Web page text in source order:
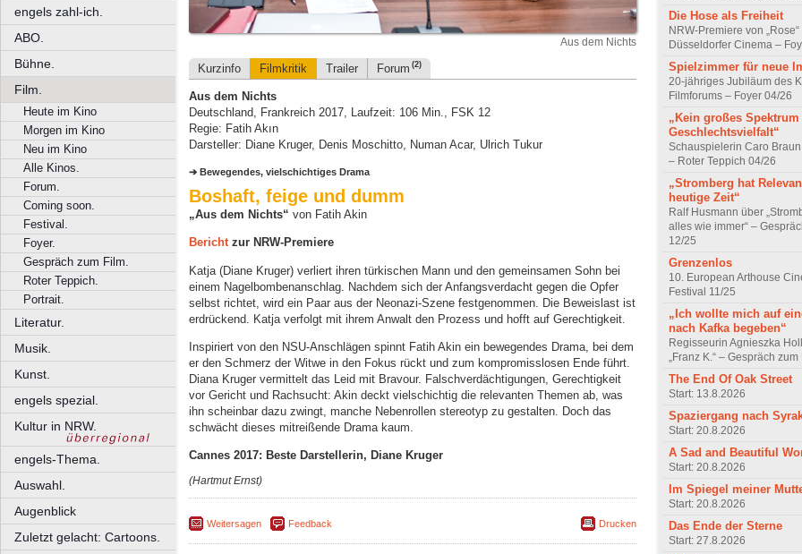
engels zahl-ich.
ABO.
Bühne.
Film.
Heute im Kino
Morgen im Kino
Neu im Kino
Alle Kinos.
Forum.
Coming soon.
Festival.
Foyer.
Gespräch zum Film.
Roter Teppich.
Portrait.
Literatur.
Musik.
Kunst.
engels spezial.
Kultur in NRW.
engels-Thema.
Auswahl.
Augenblick
Zuletzt gelacht: Cartoons.
Aus dem Nichts
Kurzinfo Filmkritik Trailer Forum (2)
Aus dem Nichts
Deutschland, Frankreich 2017, Laufzeit: 106 Min., FSK 12
Regie: Fatih Akın
Darsteller: Diane Kruger, Denis Moschitto, Numan Acar, Ulrich Tukur
Bewegendes, vielschichtiges Drama
Boshaft, feige und dumm
„Aus dem Nichts“ von Fatih Akin
Bericht zur NRW-Premiere
Katja (Diane Kruger) verliert ihren türkischen Mann und den gemeinsamen Sohn bei
einem Nagelbombenanschlag. Nachdem sich der Anfangsverdacht gegen die Opfer
selbst richtet, wird ein Paar aus der Neonazi-Szene festgenommen. Die Beweislast ist
erdrückend. Katja verfolgt mit ihrem Anwalt den Prozess und hofft auf Gerechtigkeit.
Inspiriert von den NSU-Anschlägen spinnt Fatih Akin ein bewegendes Drama, bei dem
er den Schmerz der Witwe in den Fokus rückt und zum kompromisslosen Ende führt.
Diana Kruger vermittelt das Leid mit Bravour. Falschverdächtigungen, Gerechtigkeit
vor Gericht und Rachsucht: Akin deckt vielschichtig die relevanten Themen ab, was
ihn scheinbar dazu zwingt, manche Nebenrollen stereotyp zu gestalten. Doch das
schwächt dieses mitreißende Drama kaum.
Cannes 2017: Beste Darstellerin, Diane Kruger
(Hartmut Ernst)
Weitersagen Feedback Drucken
Die Hose als Freiheit
NRW-Premiere von „Rose“
Düsseldorfer Cinema –
Spielzimmer für neue
20-jähriges Jubiläum des
Filmforums – Foyer 04/26
„Kein großes Spektrum
Geschlechtsvielfalt“
Schauspielerin Caro Braun
– Roter Teppich 04/26
„Stromberg hat
heutige Zeit“
Ralf Husmann über
alles wie immer“ –
12/25
Grenzenlos
10. European Arthouse
Festival 11/25
„Ich wollte mich auf
nach Kafka begeben“
Regisseurin Agnieszka
„Franz K.“ – Gespräch
The End Of Oak Street
Start: 13.8.2026
Spaziergang nach
Start: 20.8.2026
A Sad and Beautiful
Start: 20.8.2026
Im Spiegel meiner
Start: 20.8.2026
Das Ende der Sterne
Start: 27.8.2026